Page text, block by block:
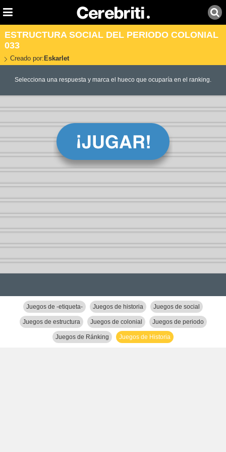
ESTRUCTURA SOCIAL DEL PERIODO COLONIAL
033
Creado por: Eskarlet
Selecciona una respuesta y marca el hueco que ocuparía en el ranking.
Juegos de -etiqueta- Juegos de historia Juegos de social
Juegos de estructura Juegos de colonial Juegos de periodo
Juegos de Ránking Juegos de Historia